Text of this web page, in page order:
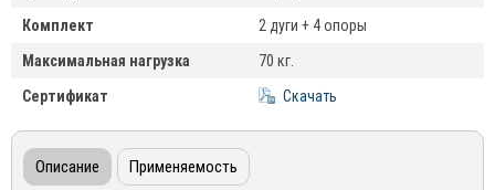
Комплект
2 дуги + 4 опоры
Максимальная нагрузка
70 кг.
Сертификат
Скачать
Описание Применяемость